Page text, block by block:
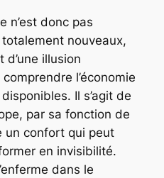
n’est donc pas
nouveaux,
d’une illusion
l’économie
Il s’agit de
par sa fonction de
un confort qui peut
en invisibilité.
dans le